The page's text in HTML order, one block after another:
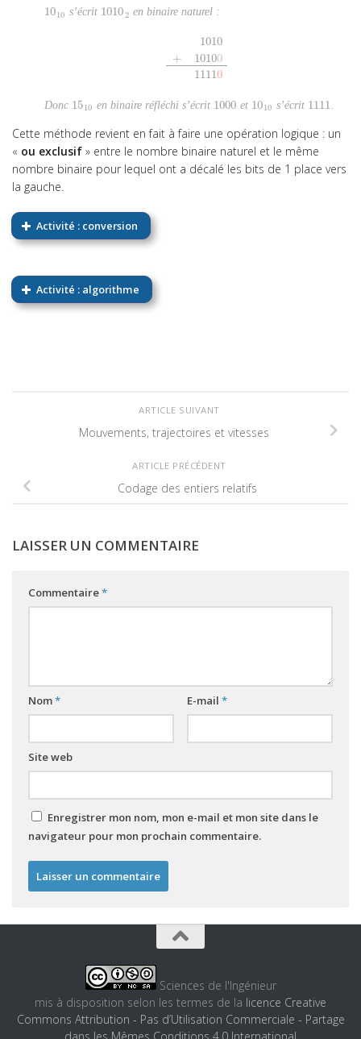
1010
1010 s’écrit 10102
10102 en binaire naturel :
1010
+
10100
11110
1010 101001111
Donc 1510
1510 en binaire réfléchi s’écrit 1000
1000 et 1010
1010 s’écrit 1111
1111
Cette méthode revient en fait à faire une opération logique : un
« ou exclusif » entre le nombre binaire naturel et le même
nombre binaire pour lequel ont a décalé les bits de 1 place vers
la gauche.
Activité : conversion
2710 =
2710=
Activité : algorithme
n
ARTICLE SUIVANT
Mouvements, trajectoires et vitesses
ARTICLE PRÉCÉDENT
Codage des entiers relatifs
LAISSER UN COMMENTAIRE
Commentaire*
Nom* E-mail *
Site web
Enregistrer mon nom, mon e-mail et mon site dans le
navigateur pour mon prochain commentaire.
Sciences de l'Ingénieur
mis à disposition selon les termes de la licence Creative
Commons Attribution - Pas d’Utilisation Commerciale - Partage